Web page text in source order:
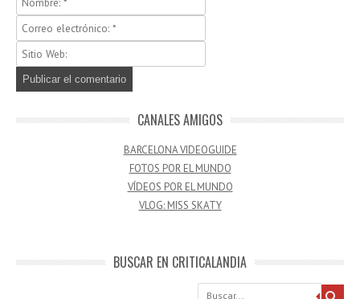
CANALES AMIGOS
BARCELONA VIDEOGUIDE
FOTOS POR EL MUNDO
VÍDEOS POR EL MUNDO
VLOG: MISS SKATY
BUSCAR EN CRITICALANDIA
Buscar